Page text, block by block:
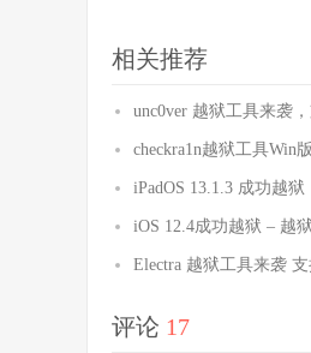
相关推荐
unc0ver 越狱工具来袭
checkra1n越狱工具Win
iPadOS 13.1.3 成功越
iOS 12.4成功越狱 – 越
Electra 越狱工具来袭
评论 17